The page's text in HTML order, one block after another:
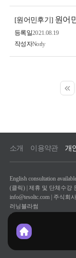
[원어민후기] 원어
등록일2021.08.19
작성자Norly
소개 이용약관 개
English consultation
(클릭) 제휴 및 단체수강
info@tesoltc.com | 주식회
러닝블라썸
사업자등록 : 171-87-
전포대로 133 BIFC 15-